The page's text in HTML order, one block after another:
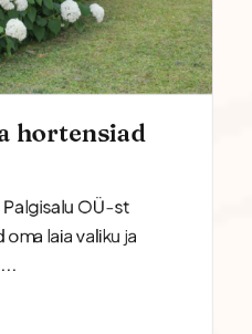
hortensiad
OÜ-st
laia valiku ja